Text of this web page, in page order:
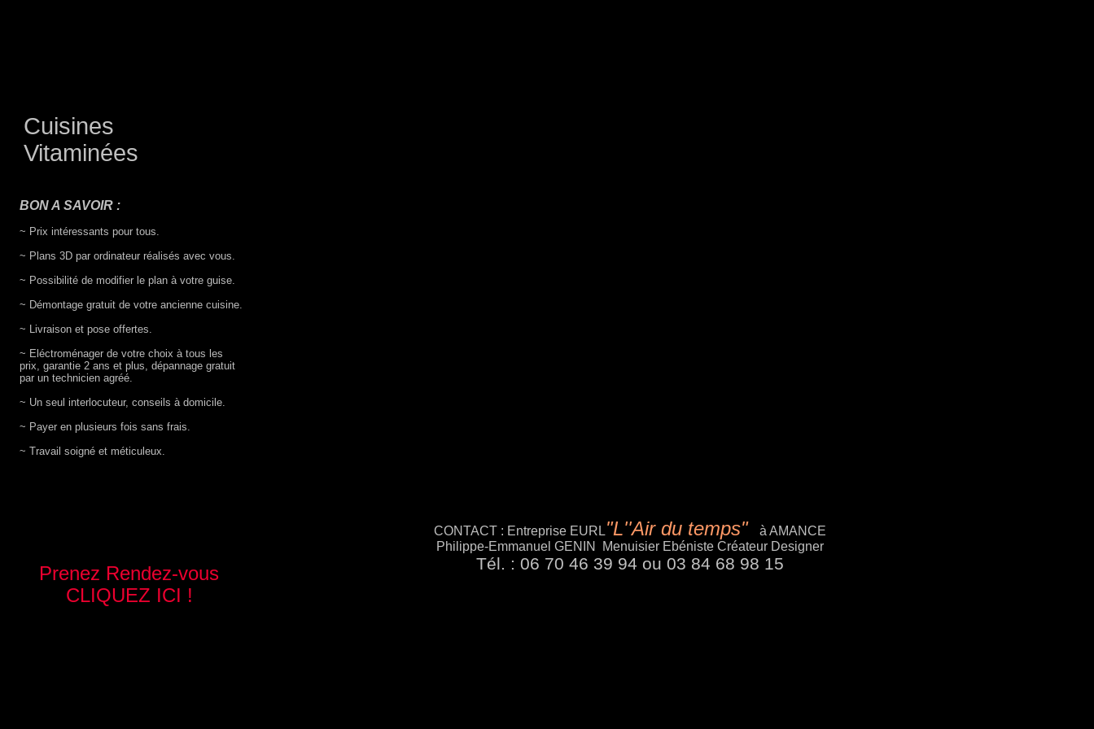
Cuisines
Vitaminées
Prenez Rendez-vous
CLIQUEZ ICI !
BON A SAVOIR :
~ Prix intéressants pour tous.
~ Plans 3D par ordinateur réalisés avec vous.
~ Possibilité de modifier le plan à votre guise.
~ Démontage gratuit de votre ancienne cuisine.
~ Livraison et pose offertes.
~ Eléctroménager de votre choix à tous les
prix, garantie 2 ans et plus, dépannage gratuit
par un technicien agréé.
~ Un seul interlocuteur, conseils à domicile.
~ Payer en plusieurs fois sans frais.
~ Travail soigné et méticuleux.
CONTACT : Entreprise EURL"L''Air du temps"
à AMANCE
Philippe-Emmanuel GENIN Menuisier Ebéniste Créateur Designer
Tél. : 06 70 46 39 94 ou 03 84 68 98 15